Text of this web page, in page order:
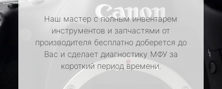
Наш мастер с полным инвентарем
инструментов и запчастями от
производителя бесплатно доберется до
Вас и сделает диагностику МФУ за
короткий период времени.